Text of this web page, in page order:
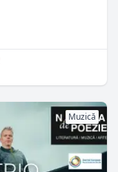
Muzică